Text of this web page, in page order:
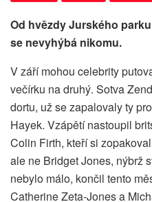
Od hvězdy Jurského
se nevyhýbá nikomu.
V září mohou celebrity
večírku na druhý. Sotva
dortu, už se zapalovaly ty
Hayek. Vzápětí nastoupil
Colin Firth, kteří si
ale ne Bridget Jones, nýbrž
nebylo málo, končil tento
Catherine Zeta-Jones a